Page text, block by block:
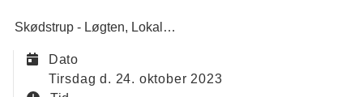
Skødstrup - Løgten Lokalplan
Dato
tirsdag d. 24. oktober 2023